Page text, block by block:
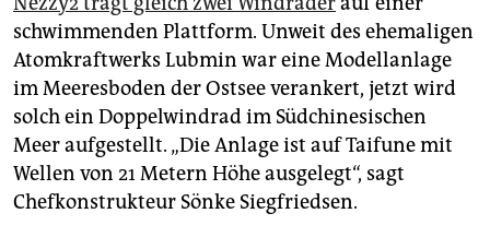
schwimmenden Plattform. Unweit des ehemaligen
Atomkraftwerks Lubmin war eine Modellanlage
im Meeresboden der Ostsee verankert, jetzt wird
solch ein Doppelwindrad im Südchinesischen
Meer aufgestellt. „Die Anlage ist auf Taifune mit
Wellen von 21 Metern Höhe ausgelegt“, sagt
Chefkonstrukteur Sönke Siegfriedsen.